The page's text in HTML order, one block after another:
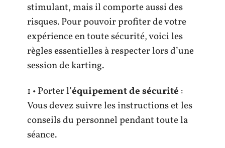
stimulant, mais il comporte aussi des
risques. Pour pouvoir profiter de votre
expérience en toute sécurité, voici les
règles essentielles à respecter lors d’une
session de karting.
1 • Porter l’équipement de sécurité :
Vous devez suivre les instructions et les
conseils du personnel pendant toute la
séance.